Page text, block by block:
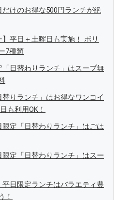
けのお得な500円ランチが絶
平日＋土曜日も実施！ ボリ
7種類
日替わりランチ」はスープ無
りランチ」はお得なワンコイ
も利用OK！
定「日替わりランチ」はごは
定「日替わりランチ」はスー
日限定ランチはバラエティ豊
！